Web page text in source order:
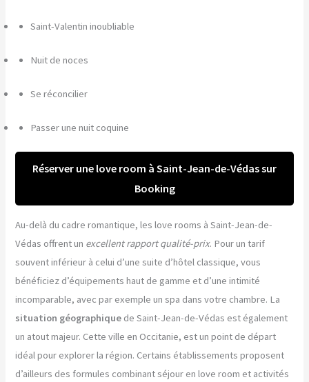
Saint-Valentin inoubliable
Nuit de noces
Se réconcilier
Passer une nuit coquine
Réserver une love room à Saint-Jean-de-Védas sur
Booking
Au-delà du cadre romantique, les love rooms à Saint-Jean-de-
Védas offrent un excellent rapport qualité-prix. Pour un tarif
souvent inférieur à celui d’une suite d’hôtel classique, vous
bénéficiez d’équipements haut de gamme et d’une intimité
incomparable, avec par exemple un spa dans votre chambre. La
situation géographique de Saint-Jean-de-Védas est également
un atout majeur. Cette ville en Occitanie, est un point de départ
idéal pour explorer la région. Certains établissements proposent
d’ailleurs des formules combinant séjour en love room et activités